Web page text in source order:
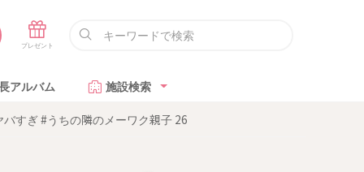
アルバム 施設検索
すぎ #うちの隣のメーワク親子 26